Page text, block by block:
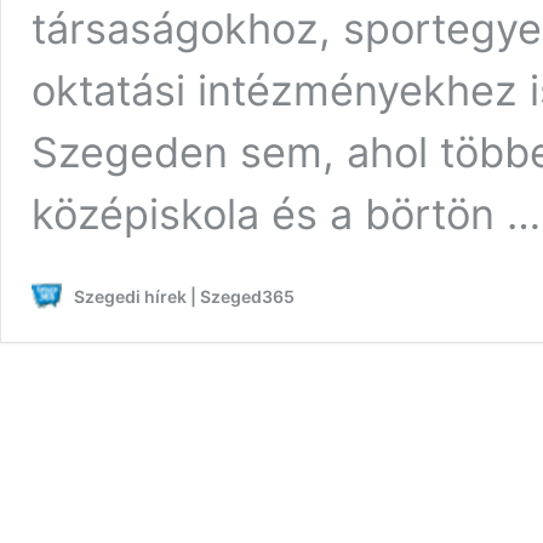
társaságokhoz,
oktatási intézményekhez
Szegeden sem, ahol
középiskola és a börtön
Szegedi hírek | Szeged365